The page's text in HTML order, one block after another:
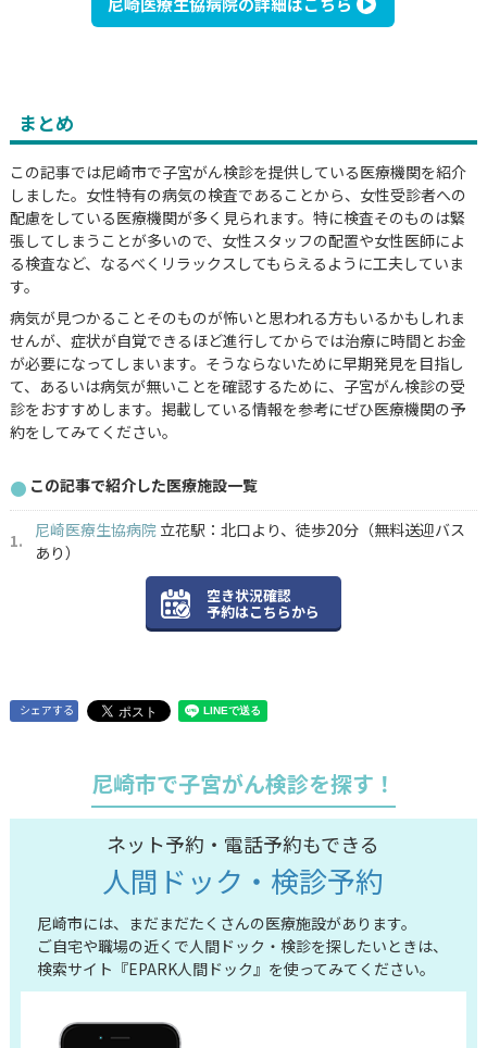
まとめ
この記事では尼崎市で子宮がん検診を提供している医療機関を紹介
しました。女性特有の病気の検査であることから、女性受診者への
配慮をしている医療機関が多く見られます。特に検査そのものは緊
張してしまうことが多いので、女性スタッフの配置や女性医師によ
る検査など、なるべくリラックスしてもらえるように工夫していま
す。
病気が見つかることそのものが怖いと思われる方もいるかもしれま
せんが、症状が自覚できるほど進行してからでは治療に時間とお金
が必要になってしまいます。そうならないために早期発見を目指し
て、あるいは病気が無いことを確認するために、子宮がん検診の受
診をおすすめします。掲載している情報を参考にぜひ医療機関の予
約をしてみてください。
この記事で紹介した医療施設一覧
尼崎医療生協病院立花駅：北口より、徒歩20分（無料送迎バス
あり）
空き状況確認
予約はこちらから
シェアする
尼崎市で子宮がん検診を探す！
ネット予約・電話予約もできる
人間ドック・検診予約
尼崎市には、まだまだたくさんの医療施設があります。
ご自宅や職場の近くで人間ドック・検診を探したいときは、
検索サイト『EPARK人間ドック』を使ってみてください。